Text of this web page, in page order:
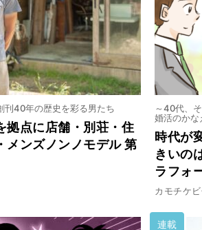
40年の歴史を彩る男たち
点に店舗・別荘・住
メンズノンノモデル 第
～40代、
婚活のかな
時代が
きいの
ラフォ
カモチケ
連載